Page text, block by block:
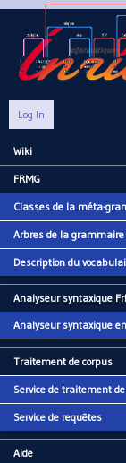
Log In
Main menu
Wiki
FRMG
Classes de la méta-
Arbres de la grammaire
Description du
Analyseur syntaxique
Analyseur syntaxique
Traitement de corpus
Service de traitement
Service de requêtes
Aide